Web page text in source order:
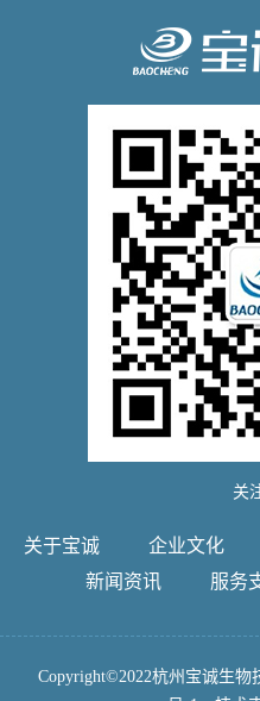
关
关于宝诚 企业文化
新闻资讯
服务
Copyright©2022杭州宝诚生